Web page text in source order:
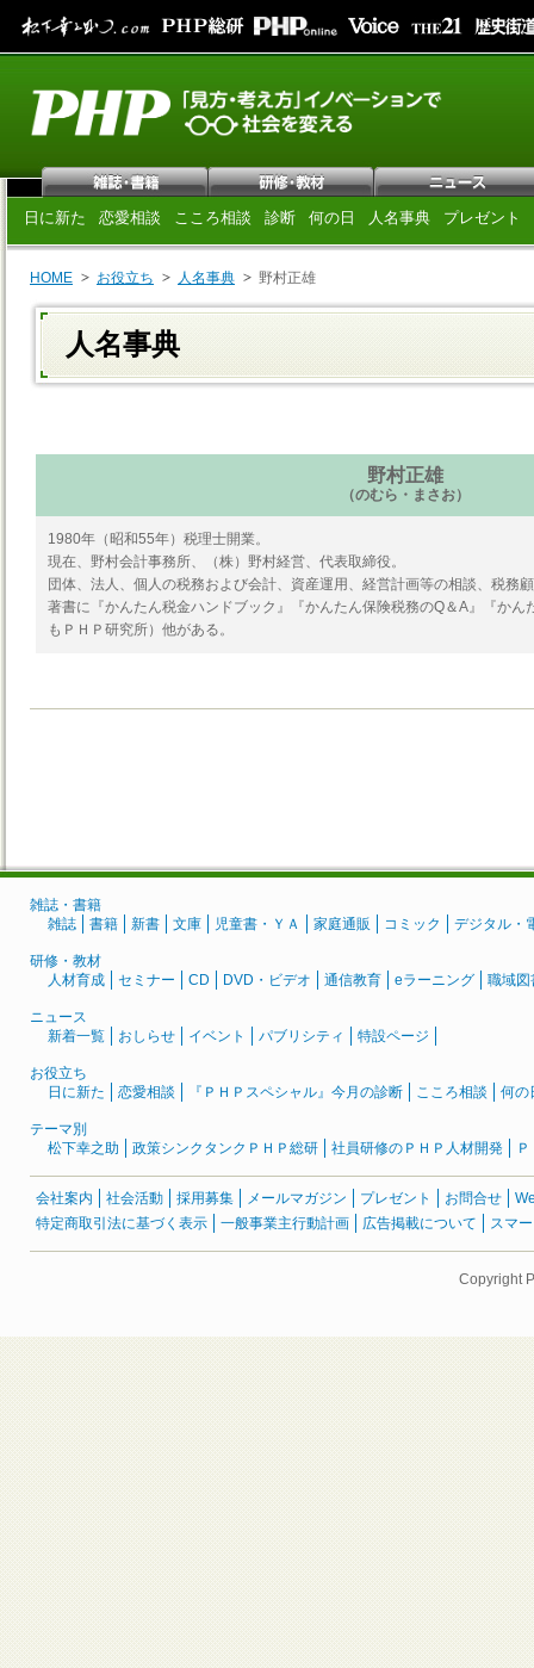
日に新た 恋愛相談 こころ相談 診断 何の日 人名事典 プレゼント
HOME お役立ち 人名事典 野村正雄
人名事典
野村正雄
（のむら・まさお）
1980年（昭和55年）税理士開業。
現在、野村会計事務所、（株）野村経営、代表取締役。
団体、法人、個人の税務および会計、資産運用、経営計画等の相談、税務
著書に『かんたん税金ハンドブック』『かんたん保険税務のQ＆A』『かん
もＰＨＰ研究所）他がある。
雑誌・書籍
雑誌
書籍 新書 文庫 児童書・ＹＡ 家庭通販 コミック デジタル・
研修・教材
人材育成
セミナー CD DVD・ビデオ 通信教育 eラーニング 職域図
ニュース
新着一覧
おしらせ イベント パブリシティ 特設ページ
お役立ち
日に新た
恋愛相談 『ＰＨＰスペシャル』今月の診断 こころ相談 何の
テーマ別
松下幸之助
政策シンクタンクＰＨＰ総研 社員研修のＰＨＰ人材開発
会社案内 社会活動 採用募集 メールマガジン プレゼント お問合せ
特定商取引法に基づく表示
一般事業主行動計画 広告掲載について スマ
Copyright